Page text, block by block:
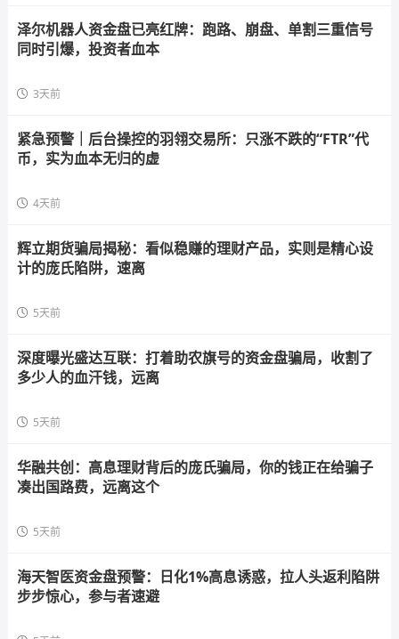
泽尔机器人资金盘已亮红牌：跑路、崩盘、单割三重信号
同时引爆，投资者血本
3天前
紧急预警｜后台操控的羽翎交易所：只涨不跌的“FTR”代
币，实为血本无归的虚
4天前
辉立期货骗局揭秘：看似稳赚的理财产品，实则是精心设
计的庞氏陷阱，速离
5天前
深度曝光盛达互联：打着助农旗号的资金盘骗局，收割了
多少人的血汗钱，远离
5天前
华融共创：高息理财背后的庞氏骗局，你的钱正在给骗子
凑出国路费，远离这个
5天前
海天智医资金盘预警：日化1%高息诱惑，拉人头返利陷阱
步步惊心，参与者速避